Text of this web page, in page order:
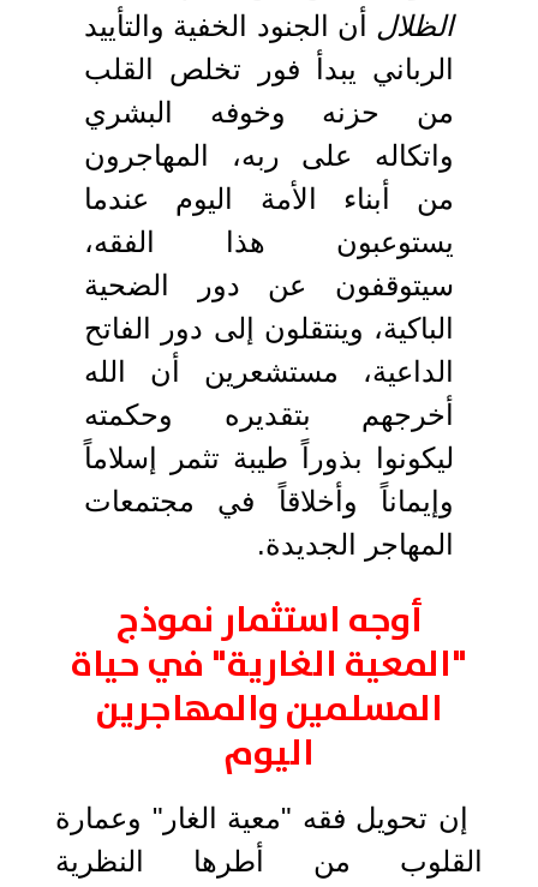
الظلال أن الجنود الخفية والتأييد
الرباني يبدأ فور تخلص القلب
من حزنه وخوفه البشري
واتكاله على ربه، المهاجرون
من أبناء الأمة اليوم عندما
يستوعبون هذا الفقه،
سيتوقفون عن دور الضحية
الباكية، وينتقلون إلى دور الفاتح
الداعية، مستشعرين أن الله
أخرجهم بتقديره وحكمته
ليكونوا بذوراً طيبة تثمر إسلاماً
وإيماناً وأخلاقاً في مجتمعات
المهاجر الجديدة.
أوجه استثمار نموذج
"المعية الغارية" في حياة
المسلمين والمهاجرين
اليوم
إن تحويل فقه "معية الغار" وعمارة
القلوب من أطرها النظرية